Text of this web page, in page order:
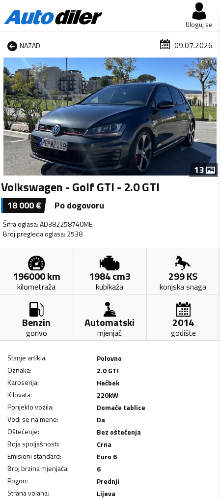
Uloguj se
NAZAD 09.07.2026
1 od 13
13
Volkswagen - Golf GTI - 2.0 GTI
18 000€ Po dogovoru
Šifra oglasa:AD382258740ME
Broj pregleda oglasa: 2538
196000km
kilometraža
1984cm3
kubikaža
299KS
konjska snaga
Benzin
gorivo
Automatski
mjenjač
2014
godište
Stanje artikla:
Polovno
Oznaka:
2.0 GTI
Karoserija:
Hečbek
Kilovata: 220kW
Porijeklo vozila:
Domaće tablice
Vodi se na mene:
Da
Oštećenje:
Bez oštećenja
Boja spoljašnosti:
Crna
Emisioni standard:
Euro 6
Broj brzina mjenjača:
6
Pogon:
Prednji
Strana volana:
Lijeva